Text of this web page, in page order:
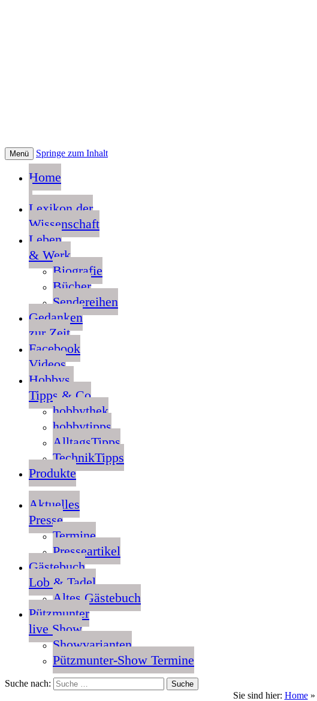
Menü Springe zum Inhalt
Home
Lexikon der
Wissenschaft
Leben
& Werk
Biografie
Bücher
Sendereihen
Gedanken
zur Zeit
Facebook
Videos
Hobbys,
Tipps & Co
hobbythek
hobbytipps
AlltagsTipps
TechnikTipps
Produkte
Aktuelles
Presse
Termine
Presseartikel
Gästebuch
Lob & Tadel
Altes Gästebuch
Pützmunter
live Show
Showvarianten
Pützmunter-Show Termine
Suche nach:
Sie sind hier: Home»